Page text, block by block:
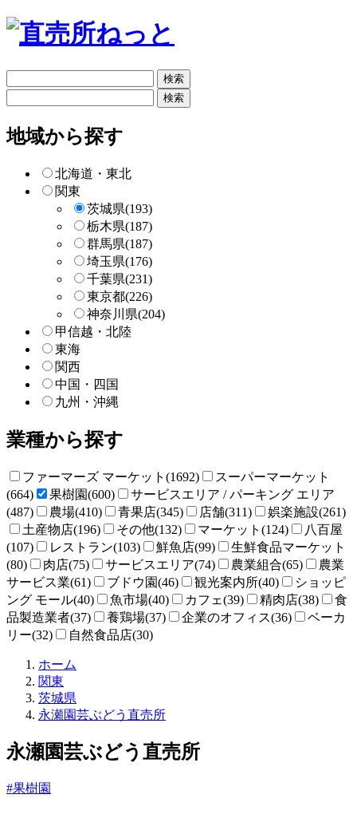
リ
ー
検
索
ー
検
地域から探す
北海道・東北
関東
茨城県(193)
栃木県(187)
群馬県(187)
埼玉県(176)
千葉県(231)
東京都(226)
神奈川県(204)
甲信越・北陸
東海
関西
中国・四国
九州・沖縄
業種から探す
ファーマーズ マーケット(1692)
スーパーマーケット
(664)
果樹園(600)
サービスエリア / パーキング エリア
(487)
農場(410) 青果店(345) 店舗(311)
娯楽施設(261)
土産物店(196)
その他(132) マーケット(124)
八百屋
(107)
レストラン(103) 鮮魚店(99)
生鮮食品マーケット
(80)
肉店(75) サービスエリア(74) 農業組合(65)
農業
サービス業(61)
ブドウ園(46) 観光案内所(40)
ショッピ
ング モール(40)
魚市場(40) カフェ(39) 精肉店(38)
食
品製造業者(37)
養鶏場(37) 企業のオフィス(36)
ベーカ
リー(32)
自然食品店(30)
ホーム
ね
と
関東
茨城県
永瀬園芸ぶどう直売所
永瀬園芸ぶどう直売所
#果樹園